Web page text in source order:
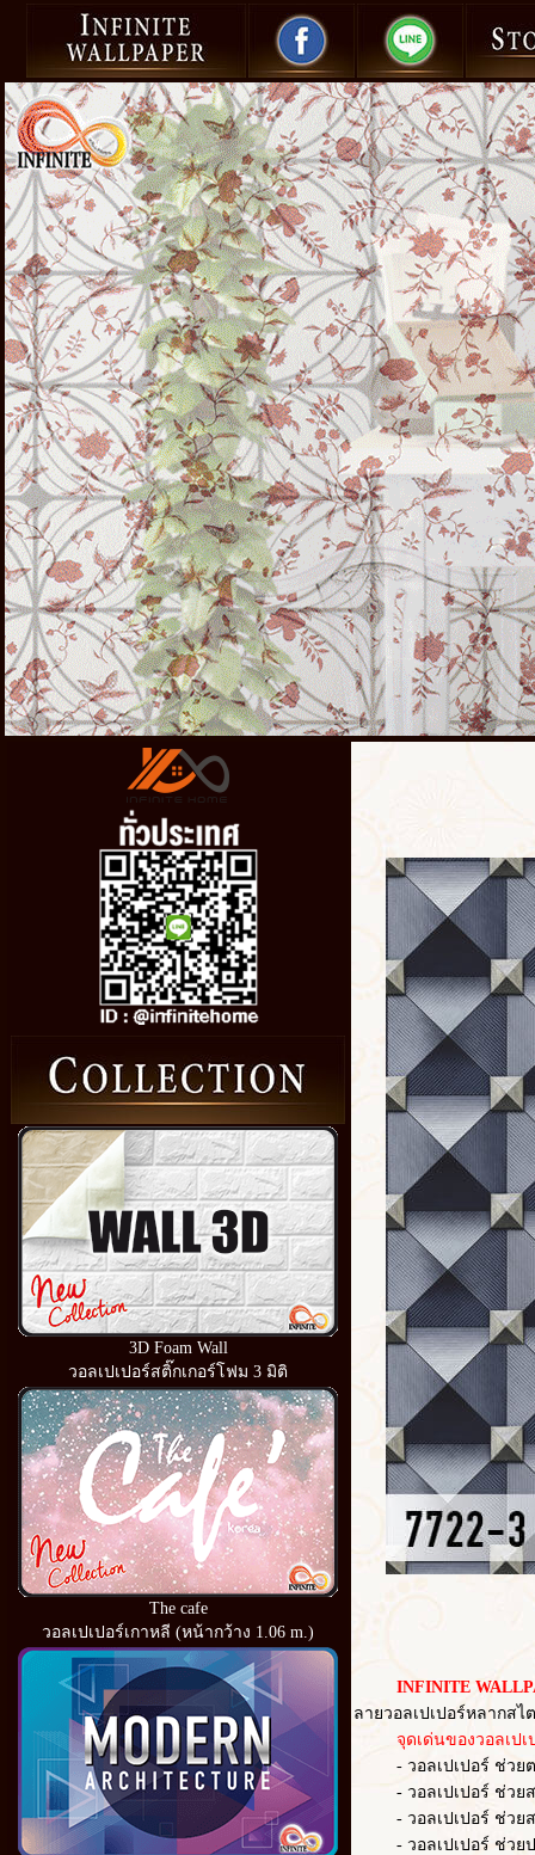
3D Foam Wall
วอลเปเปอร์สติ๊กเกอร์โฟม 3 มิติ
The cafe
วอลเปเปอร์เกาหลี (หน้ากว้าง 1.06 m.)
INFINITE
ลายวอลเปเปอร์หลากส
จุดเด่นของวอลเปเป
- วอลเปเปอร์ ช่วยต
- วอลเปเปอร์ ช่วยสร้
- วอลเปเปอร์ ช่วยส
- วอลเปเปอร์ ช่วยป